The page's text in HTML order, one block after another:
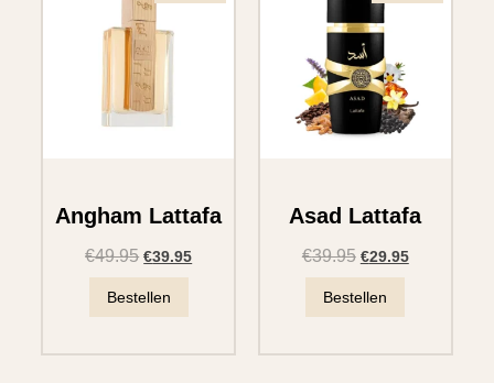
Angham Lattafa
€49.95 €39.95
Bestellen
Asad Lattafa
€39.95 €29.95
Bestellen